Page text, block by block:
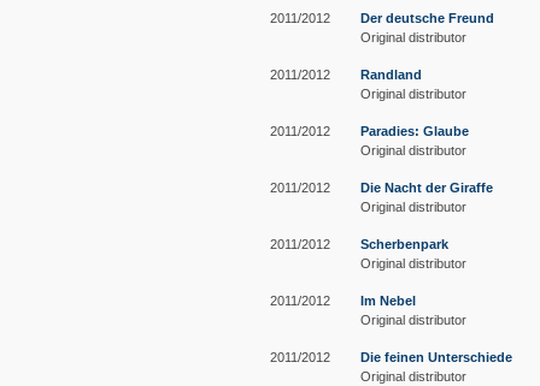
2011/2012
Der deutsche Freund
Original distributor
2011/2012
Randland
Original distributor
2011/2012
Paradies: Glaube
Original distributor
2011/2012
Die Nacht der Giraffe
Original distributor
2011/2012
Scherbenpark
Original distributor
2011/2012
Im Nebel
Original distributor
2011/2012
Die feinen Unterschiede
Original distributor